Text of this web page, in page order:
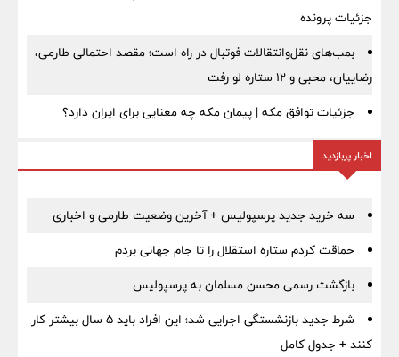
جزئیات پرونده
بمب‌های نقل‌وانتقالات فوتبال در راه است؛ مقصد احتمالی طارمی،
رضاییان، محبی و ۱۲ ستاره لو رفت
جزئیات توافق مکه | پیمان مکه چه معنایی برای ایران دارد؟
اخبار پربازدید
سه خرید جدید پرسپولیس + آخرین وضعیت طارمی و اخباری
حماقت کردم ستاره استقلال را تا جام جهانی بردم
بازگشت رسمی محسن مسلمان به پرسپولیس
شرط جدید بازنشستگی اجرایی شد؛ این افراد باید ۵ سال بیشتر کار
کنند + جدول کامل